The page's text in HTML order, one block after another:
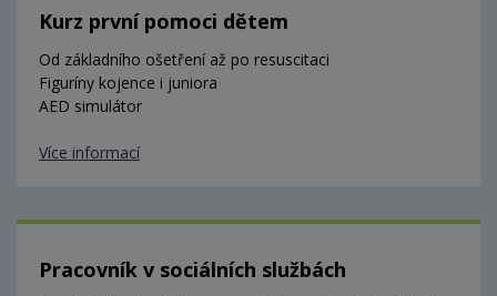
Kurz první pomoci dětem
Od základního ošetření až po resuscitaci
Figuríny kojence i juniora
AED simulátor
Více informací
Pracovník v sociálních službách